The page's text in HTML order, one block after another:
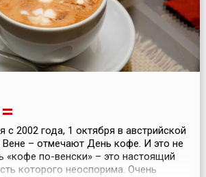
с 2002 года, 1 октября в австрийской
Вене – отмечают День кофе. И это не
«кофе по-венски» – это настоящий
которого неоспорима. Очень